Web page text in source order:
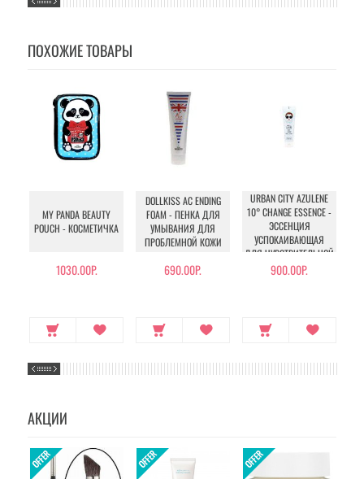
ПОХОЖИЕ ТОВАРЫ
MY PANDA BEAUTY
POUCH - КОСМЕТИЧКА
1030.00Р.
DOLLKISS AC ENDING
FOAM - ПЕНКА ДЛЯ
УМЫВАНИЯ ДЛЯ
ПРОБЛЕМНОЙ КОЖИ
690.00Р.
URBAN CITY AZULENE
10° CHANGE ESSENCE -
ЭССЕНЦИЯ
УСПОКАИВАЮЩАЯ
ДЛЯ ЧУВСТВИТЕЛЬНОЙ
КОЖИ
900.00Р.
АКЦИИ